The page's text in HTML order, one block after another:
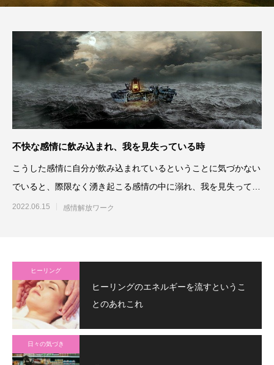
不快な感情に飲み込まれ、我を見失っている時
こうした感情に自分が飲み込まれているということに気づかない
でいると、際限なく湧き起こる感情の中に溺れ、我を見失ってし
まいます。だから、気づく
2022.06.15 感情解放ワーク
ヒーリング
ヒーリングのエネルギーを流すというこ
とのあれこれ
日々の気づき